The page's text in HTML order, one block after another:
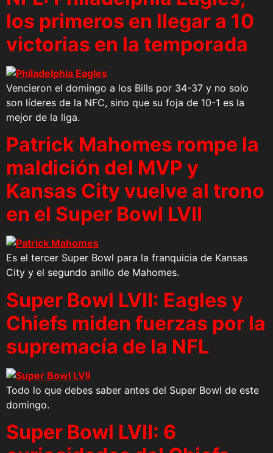
los primeros en llegar a 10
victorias en la temporada
Vencieron el domingo a los Bills por 34-37 y no solo
son líderes de la NFC, sino que su foja de 10-1 es la
mejor de la liga.
Patrick Mahomes rompe la
maldición del MVP y
Kansas City vuelve al trono
en el Super Bowl LVII
Es el tercer Super Bowl para la franquicia de Kansas
City y el segundo anillo de Mahomes.
Super Bowl LVII: Eagles y
Chiefs miden fuerzas por la
supremacía de la NFL
Todo lo que debes saber antes del Super Bowl de este
domingo.
Super Bowl LVII: 6